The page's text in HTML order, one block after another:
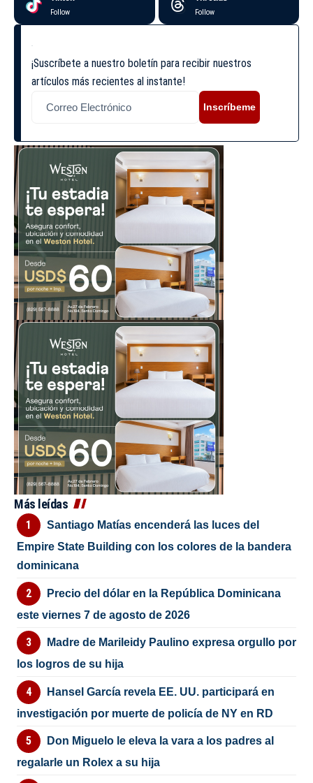
Follow Follow
¡Suscríbete a nuestro boletín para recibir nuestros
artículos más recientes al instante!
Inscríbeme
Más leídas
Santiago Matías encenderá las luces del
Empire State Building con los colores de la bandera
dominicana
Precio del dólar en la República Dominicana
este viernes 7 de agosto de 2026
Madre de Marileidy Paulino expresa orgullo por
los logros de su hija
Hansel García revela EE. UU. participará en
investigación por muerte de policía de NY en RD
Don Miguelo le eleva la vara a los padres al
regalarle un Rolex a su hija